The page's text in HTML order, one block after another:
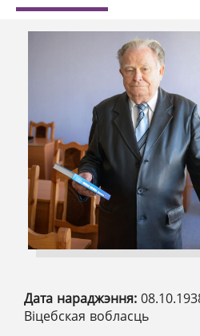
Дата нараджэння:
Віцебская вобласць